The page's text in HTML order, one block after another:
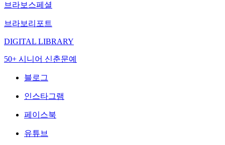
브라보스페셜
브라보리포트
DIGITAL LIBRARY
50+ 시니어 신춘문예
블로그
인스타그램
페이스북
유튜브